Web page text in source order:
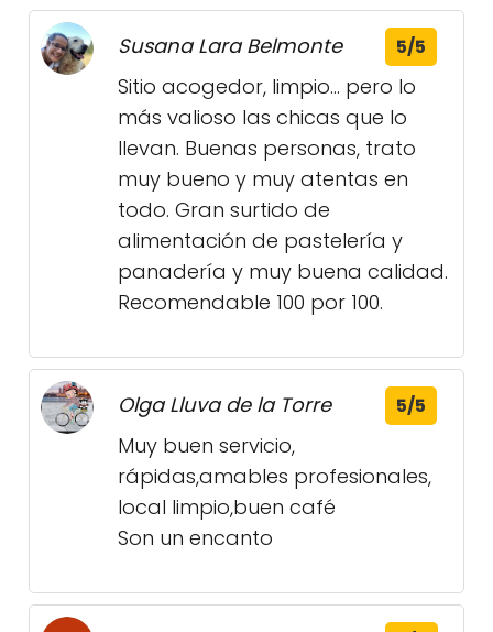
Susana Lara Belmonte 5/5
Sitio acogedor, limpio... pero lo
más valioso las chicas que lo
llevan. Buenas personas, trato
muy bueno y muy atentas en
todo. Gran surtido de
alimentación de pastelería y
panadería y muy buena calidad.
Recomendable 100 por 100.
Olga Lluva de la Torre 5/5
Muy buen servicio,
rápidas,amables profesionales,
local limpio,buen café
Son un encanto